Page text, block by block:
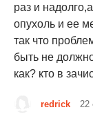
раз и
опухоль и ее
так что
быть не
как? кто в
redrick 22